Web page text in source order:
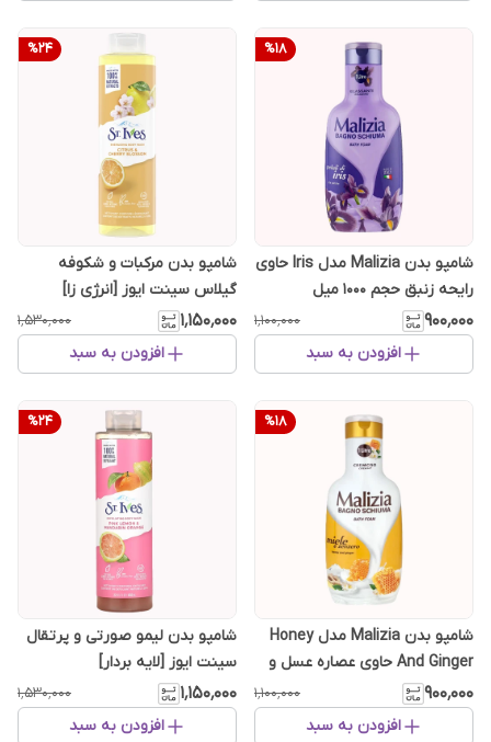
%18
شامپو بدن Malizia مدل Iris حاوی
رایحه زنبق حجم 1000 میل
۹۰۰٬۰۰۰ ۱٬۱۰۰٬۰۰۰
افزودن به سبد
%24
شامپو بدن مرکبات و شکوفه
گیلاس سینت ایوز [انرژی زا]
۱٬۱۵۰٬۰۰۰ ۱٬۵۳۰٬۰۰۰
افزودن به سبد
%18
شامپو بدن Malizia مدل Honey
And Ginger حاوی عصاره عسل و
زنجبیل حجم 1000 میل
۹۰۰٬۰۰۰ ۱٬۱۰۰٬۰۰۰
افزودن به سبد
%24
شامپو بدن لیمو صورتی و پرتقال
سینت ایوز [لایه بردار]
۱٬۱۵۰٬۰۰۰ ۱٬۵۳۰٬۰۰۰
افزودن به سبد